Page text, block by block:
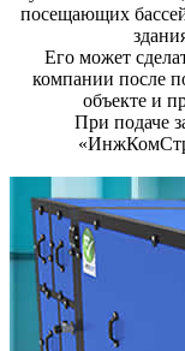
посещающих
Его может
компании после
объекте и
При подаче